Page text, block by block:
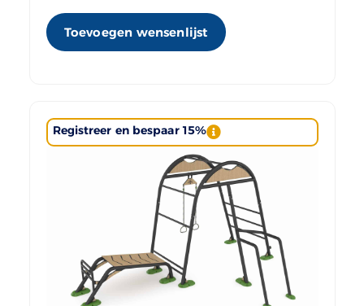
Toevoegen wensenlijst
Registreer en bespaar 15%